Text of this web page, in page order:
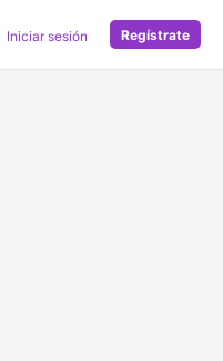
Iniciar sesión Regístrate